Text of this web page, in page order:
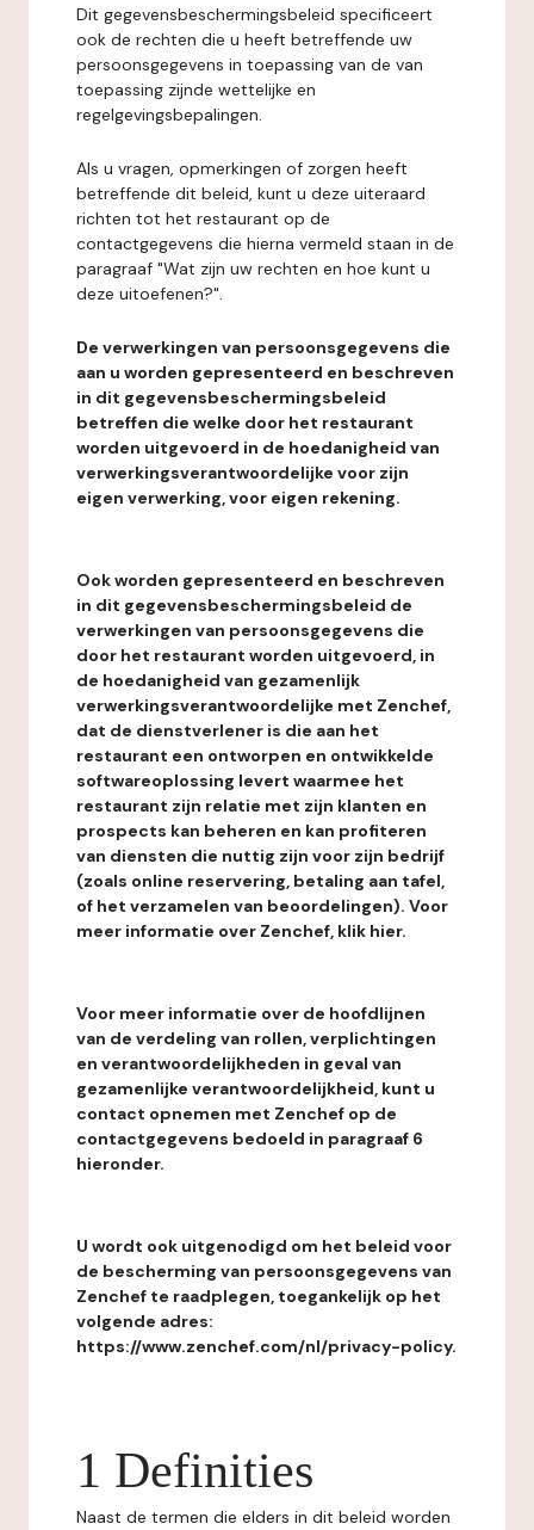
Dit gegevensbeschermingsbeleid specificeert
ook de rechten die u heeft betreffende uw
persoonsgegevens in toepassing van de van
toepassing zijnde wettelijke en
regelgevingsbepalingen.
Als u vragen, opmerkingen of zorgen heeft
betreffende dit beleid, kunt u deze uiteraard
richten tot het restaurant op de
contactgegevens die hierna vermeld staan in de
paragraaf "Wat zijn uw rechten en hoe kunt u
deze uitoefenen?".
De verwerkingen van persoonsgegevens die
aan u worden gepresenteerd en beschreven
in dit gegevensbeschermingsbeleid
betreffen die welke door het restaurant
worden uitgevoerd in de hoedanigheid van
verwerkingsverantwoordelijke voor zijn
eigen verwerking, voor eigen rekening.
Ook worden gepresenteerd en beschreven
in dit gegevensbeschermingsbeleid de
verwerkingen van persoonsgegevens die
door het restaurant worden uitgevoerd, in
de hoedanigheid van gezamenlijk
verwerkingsverantwoordelijke met Zenchef,
dat de dienstverlener is die aan het
restaurant een ontworpen en ontwikkelde
softwareoplossing levert waarmee het
restaurant zijn relatie met zijn klanten en
prospects kan beheren en kan profiteren
van diensten die nuttig zijn voor zijn bedrijf
(zoals online reservering, betaling aan tafel,
of het verzamelen van beoordelingen). Voor
meer informatie over Zenchef, klik hier.
Voor meer informatie over de hoofdlijnen
van de verdeling van rollen, verplichtingen
en verantwoordelijkheden in geval van
gezamenlijke verantwoordelijkheid, kunt u
contact opnemen met Zenchef op de
contactgegevens bedoeld in paragraaf 6
hieronder.
U wordt ook uitgenodigd om het beleid voor
de bescherming van persoonsgegevens van
Zenchef te raadplegen, toegankelijk op het
volgende adres:
https://www.zenchef.com/nl/privacy-policy.
1 Definities
Naast de termen die elders in dit beleid worden